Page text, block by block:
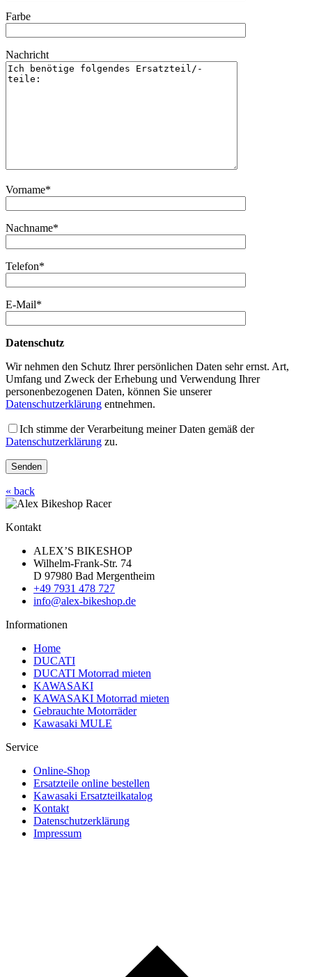
Farbe
Nachricht
Vorname*
Nachname*
Telefon*
E-Mail*
Datenschutz
Wir nehmen den Schutz Ihrer persönlichen Daten sehr ernst. Art,
Umfang und Zweck der Erhebung und Verwendung Ihrer
personenbezogenen Daten, können Sie unserer
Datenschutzerklärung entnehmen.
Ich stimme der Verarbeitung meiner Daten gemäß der
Datenschutzerklärung zu.
« back
Kontakt
ALEX’S BIKESHOP
Wilhelm-Frank-Str. 74
D 97980 Bad Mergentheim
+49 7931 478 727
info@alex-bikeshop.de
Informationen
Home
DUCATI
DUCATI Motorrad mieten
KAWASAKI
KAWASAKI Motorrad mieten
Gebrauchte Motorräder
Kawasaki MULE
Service
Online-Shop
Ersatzteile online bestellen
Kawasaki Ersatzteilkatalog
Kontakt
Datenschutzerklärung
Impressum